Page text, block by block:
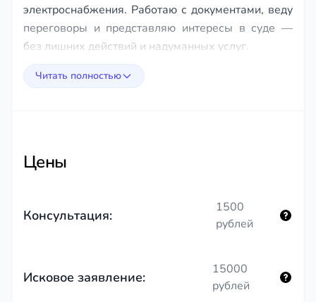
электроснабжения. Работаю с документами, веду
переговоры и представляю интересы в суде —
без лишних действий и надуманных услуг.
Читать полностью
Цены
Консультация:
1500
рублей
Исковое заявление:
15000
рублей